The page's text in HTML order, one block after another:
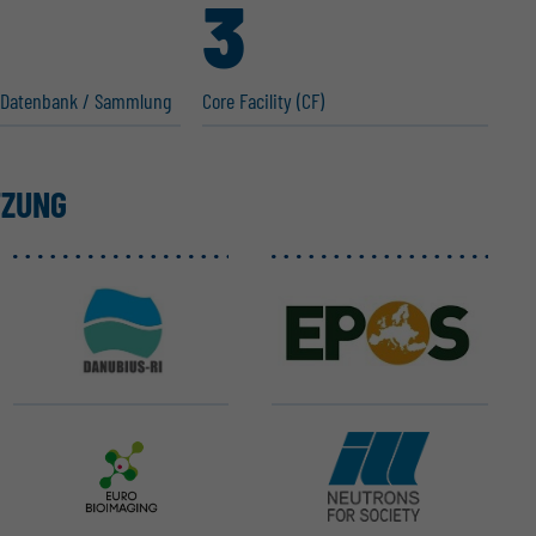
/ Sammlung Core Facility (CF)
3